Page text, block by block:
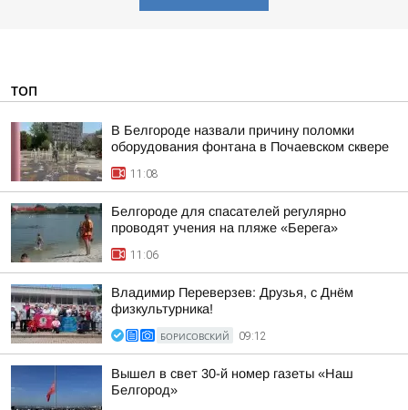
ТОП
В Белгороде назвали причину поломки
оборудования фонтана в Почаевском сквере
11:08
Белгороде для спасателей регулярно
проводят учения на пляже «Берега»
11:06
Владимир Переверзев: Друзья, с Днём
физкультурника!
БОРИСОВСКИЙ 09:12
Вышел в свет 30-й номер газеты «Наш
Белгород»